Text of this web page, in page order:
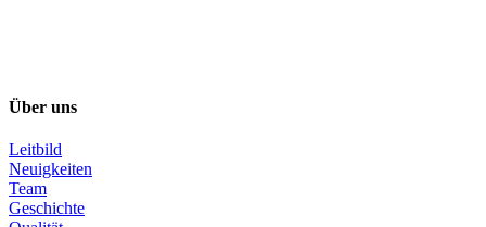
Über uns
Leitbild
Neuigkeiten
Team
Geschichte